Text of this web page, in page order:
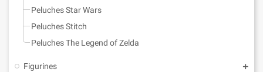
Peluches Star Wars
Peluches Stitch
Peluches The Legend of Zelda
Figurines